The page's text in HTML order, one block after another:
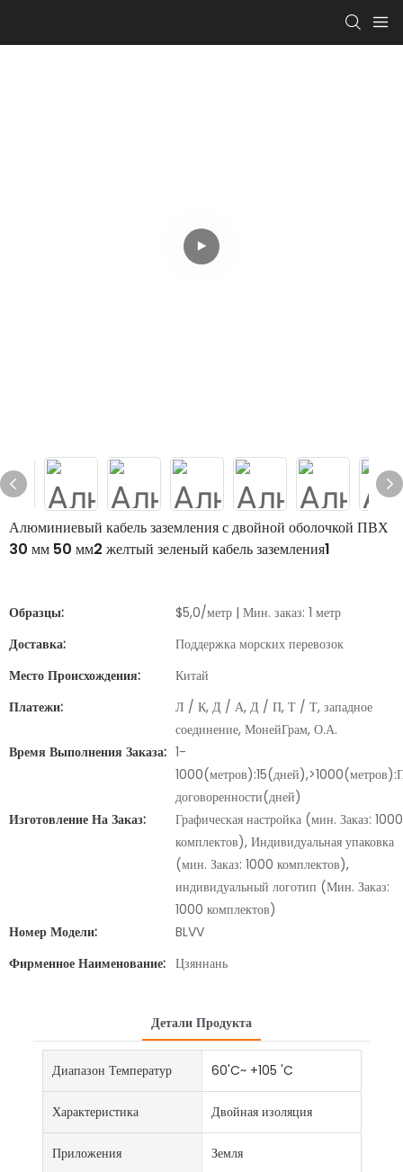
Алюминиевый кабель заземления с двойной оболочкой ПВХ
30 мм 50 мм2 желтый зеленый кабель заземления1
Образцы:
$5,0/метр | Мин. заказ: 1 метр
Доставка:
Поддержка морских перевозок
Место Происхождения:
Китай
Платежи:
Л / К, Д / А, Д / П, Т / Т, западное
соединение, МонейГрам, О.А.
Время Выполнения Заказа: 1-
договоренности(дней)
Изготовление На Заказ:
Графическая настройка (мин. Заказ: 1000
комплектов), Индивидуальная упаковка
(мин. Заказ: 1000 комплектов),
индивидуальный логотип (Мин. Заказ:
1000 комплектов)
Номер Модели:
BLVV
Фирменное Наименование: Цзяннань
Детали Продукта
Диапазон Температур 60'C~ +105 'C
Характеристика Двойная изоляция
Приложения Земля